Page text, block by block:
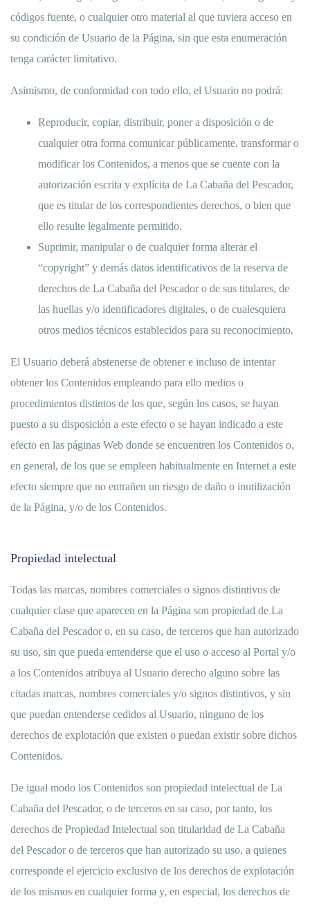
códigos fuente, o cualquier otro material al que tuviera acceso en
su condición de Usuario de la Página, sin que esta enumeración
tenga carácter limitativo.
Asimismo, de conformidad con todo ello, el Usuario no podrá:
Reproducir, copiar, distribuir, poner a disposición o de
cualquier otra forma comunicar públicamente, transformar o
modificar los Contenidos, a menos que se cuente con la
autorización escrita y explícita de La Cabaña del Pescador,
que es titular de los correspondientes derechos, o bien que
ello resulte legalmente permitido.
Suprimir, manipular o de cualquier forma alterar el
“copyright” y demás datos identificativos de la reserva de
derechos de La Cabaña del Pescador o de sus titulares, de
las huellas y/o identificadores digitales, o de cualesquiera
otros medios técnicos establecidos para su reconocimiento.
El Usuario deberá abstenerse de obtener e incluso de intentar
obtener los Contenidos empleando para ello medios o
procedimientos distintos de los que, según los casos, se hayan
puesto a su disposición a este efecto o se hayan indicado a este
efecto en las páginas Web donde se encuentren los Contenidos o,
en general, de los que se empleen habitualmente en Internet a este
efecto siempre que no entrañen un riesgo de daño o inutilización
de la Página, y/o de los Contenidos.
Propiedad intelectual
Todas las marcas, nombres comerciales o signos distintivos de
cualquier clase que aparecen en la Página son propiedad de La
Cabaña del Pescador o, en su caso, de terceros que han autorizado
su uso, sin que pueda entenderse que el uso o acceso al Portal y/o
a los Contenidos atribuya al Usuario derecho alguno sobre las
citadas marcas, nombres comerciales y/o signos distintivos, y sin
que puedan entenderse cedidos al Usuario, ninguno de los
derechos de explotación que existen o puedan existir sobre dichos
Contenidos.
De igual modo los Contenidos son propiedad intelectual de La
Cabaña del Pescador, o de terceros en su caso, por tanto, los
derechos de Propiedad Intelectual son titularidad de La Cabaña
del Pescador o de terceros que han autorizado su uso, a quienes
corresponde el ejercicio exclusivo de los derechos de explotación
de los mismos en cualquier forma y, en especial, los derechos de